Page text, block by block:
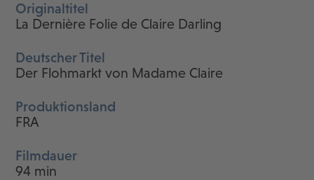
Originaltitel
La Dernière Folie de Claire Darling
Deutscher Titel
Der Flohmarkt von Madame Claire
Produktionsland
FRA
Filmdauer
94 min